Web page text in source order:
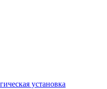
установка